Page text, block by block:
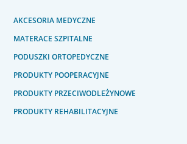
AKCESORIA MEDYCZNE
MATERACE SZPITALNE
PODUSZKI ORTOPEDYCZNE
PRODUKTY POOPERACYJNE
PRODUKTY PRZECIWODLEŻYNOWE
PRODUKTY REHABILITACYJNE